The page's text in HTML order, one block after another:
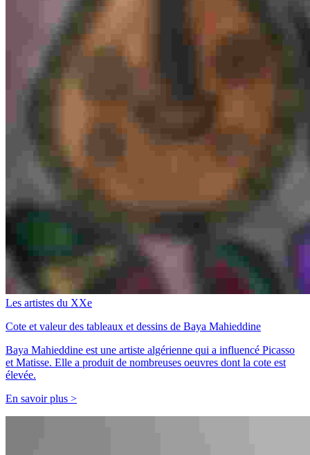
Les artistes du XXe
Cote et valeur des tableaux et dessins de Baya Mahieddine
Baya Mahieddine est une artiste algérienne qui a influencé Picasso
et Matisse. Elle a produit de nombreuses oeuvres dont la cote est
élevée.
En savoir plus >